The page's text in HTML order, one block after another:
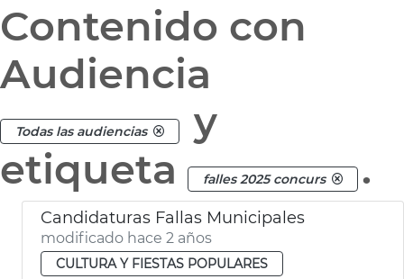
Contenido con
Audiencia
Todas las audiencias
y
etiqueta
falles 2025 concurs .
Candidaturas Fallas Municipales
modificado hace 2 años
CULTURA Y FIESTAS POPULARES